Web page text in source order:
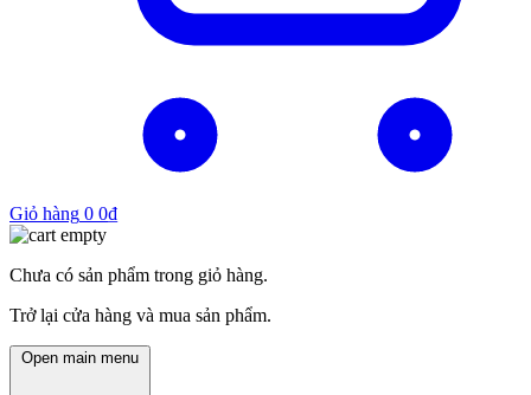
Giỏ hàng 0 0₫
Chưa có sản phẩm trong giỏ hàng.
Trở lại cửa hàng và mua sản phẩm.
Open main menu